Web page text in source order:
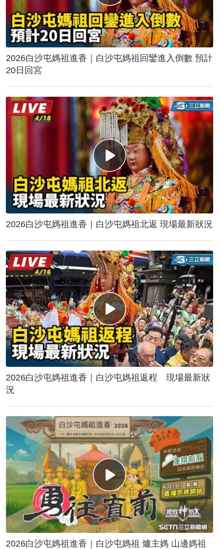
2026白沙屯媽祖進香｜白沙屯媽祖回鑾進入倒數 預計
20日回宮
2026白沙屯媽祖進香｜白沙屯媽祖北返 現場最新狀況
2026白沙屯媽祖進香｜白沙屯媽祖返程 現場最新狀
況
2026白沙屯媽祖進香｜白沙屯媽祖 爐主媽 山邊媽祖